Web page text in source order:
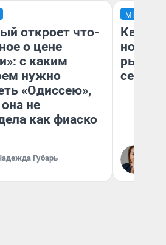
откроет что-
о цене
с каким
нужно
«Одиссею»,
не
как фиаско
Губарь
МНЕНИЕ
но
рынок